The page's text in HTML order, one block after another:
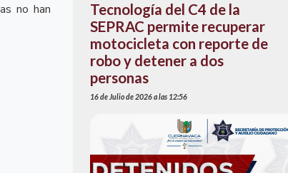
no han
Tecnología del C4 de la
SEPRAC permite recuperar
motocicleta con reporte de
robo y detener a dos
personas
16 de Julio de 2026 a las 12:56